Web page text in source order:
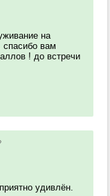
на
вам
! до встречи
удивлён.